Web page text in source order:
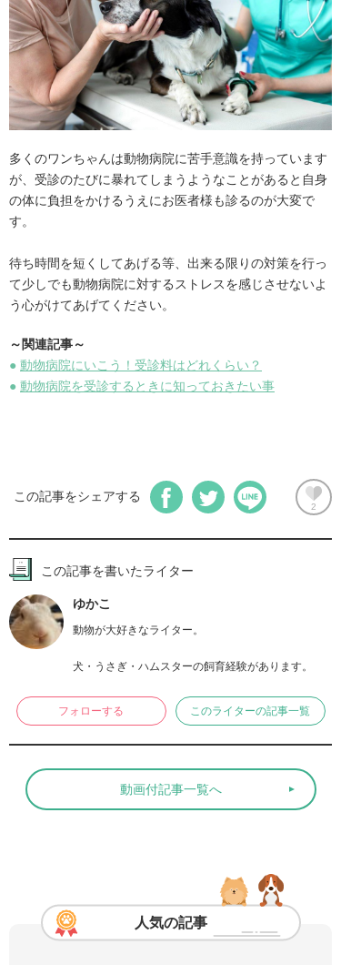
多くのワンちゃんは動物病院に苦手意識を持っています
が、受診のたびに暴れてしまうようなことがあると自身
の体に負担をかけるうえにお医者様も診るのが大変で
す。
待ち時間を短くしてあげる等、出来る限りの対策を行っ
て少しでも動物病院に対するストレスを感じさせないよ
う心がけてあげてください。
～関連記事～
● 動物病院にいこう！受診料はどれくらい？
● 動物病院を受診するときに知っておきたい事
この記事をシェアする
2
この記事を書いたライター
ゆかこ
動物が大好きなライター。
犬・うさぎ・ハムスターの飼育経験があります。
フォローする このライターの記事一覧
動画付記事一覧へ
人気の記事